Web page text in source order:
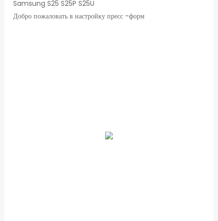
Samsung S25 S25P S25U
Добро пожаловать в настройку пресс -форм